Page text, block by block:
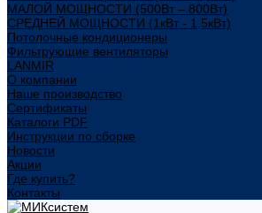
МАЛОЙ МОЩНОСТИ (500Вт – 800Вт)
СРЕДНЕЙ МОЩНОСТИ (1кВт - 1,5кВт)
Потолочные кондиционеры
Фильтрующие вентиляторы
LANMIR
О компании
Наше производство
Сертификаты
Каталоги PDF
Инструкции по сборке
Новости
Акции
Где купить?
Контакты